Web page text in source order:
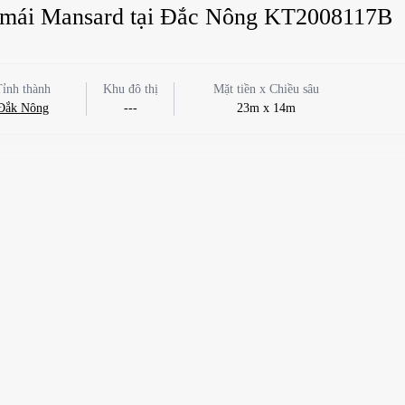
Mansard tại Đắc Nông KT2008117B
thành
Nông
Khu đô thị
---
Mặt tiền x Chiều sâu
23m x 14m